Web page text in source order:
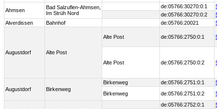
Ahmsen
Bad Salzuflen-Ahmsen,
Im Strüh Nord
de:05766:30270:0:1
de:05766:30270:0:2
Alverdissen
Bahnhof de:05766:20021
Augustdorf Alte Post
Alte Post de:05766:2750:0:1
Alte Post de:05766:2750:0:2
Augustdorf Birkenweg
Birkenweg de:05766:2751:0:1
Birkenweg
de:05766:2751:0:2
de:05766:2752:0:1